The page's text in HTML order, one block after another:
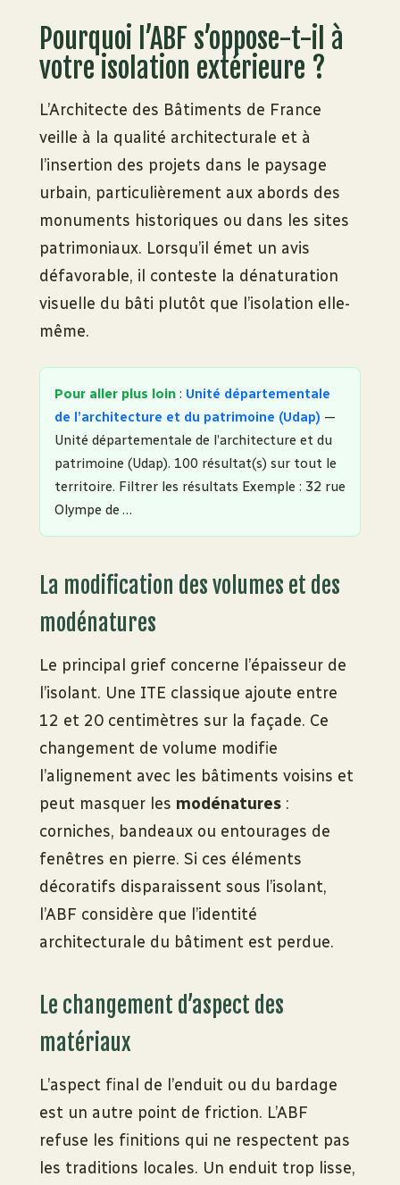
Pourquoi l’ABF s’oppose-t-il à
votre isolation extérieure ?
L’Architecte des Bâtiments de France
veille à la qualité architecturale et à
l’insertion des projets dans le paysage
urbain, particulièrement aux abords des
monuments historiques ou dans les sites
patrimoniaux. Lorsqu’il émet un avis
défavorable, il conteste la dénaturation
visuelle du bâti plutôt que l’isolation elle-
même.
Pour aller plus loin : Unité départementale
de l’architecture et du patrimoine (Udap) —
Unité départementale de l’architecture et du
patrimoine (Udap). 100 résultat(s) sur tout le
territoire. Filtrer les résultats Exemple : 32 rue
Olympe de …
La modification des volumes et des
modénatures
Le principal grief concerne l’épaisseur de
l’isolant. Une ITE classique ajoute entre
12 et 20 centimètres sur la façade. Ce
changement de volume modifie
l’alignement avec les bâtiments voisins et
peut masquer les modénatures :
corniches, bandeaux ou entourages de
fenêtres en pierre. Si ces éléments
décoratifs disparaissent sous l’isolant,
l’ABF considère que l’identité
architecturale du bâtiment est perdue.
Le changement d’aspect des
matériaux
L’aspect final de l’enduit ou du bardage
est un autre point de friction. L’ABF
refuse les finitions qui ne respectent pas
les traditions locales. Un enduit trop lisse,